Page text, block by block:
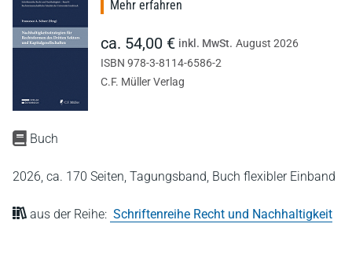
Buch
2026, ca. 170 Seiten, Tagungsband, Buch flexibler Einband
aus der Reihe: Schriftenreihe Recht und Nachhaltigkeit
Mehr erfahren
ca. 54,00 € inkl. MwSt. August 2026
ISBN 978-3-8114-6586-2
C.F. Müller Verlag